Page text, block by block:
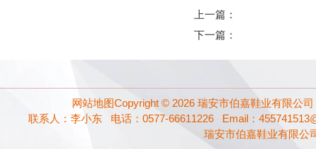
上一篇：
下一篇：
网站地图Copyright © 2026瑞安市伯嘉鞋业有限公
联系人：李小东 电话：0577-66611226 Email：
瑞安市伯嘉鞋业有限公